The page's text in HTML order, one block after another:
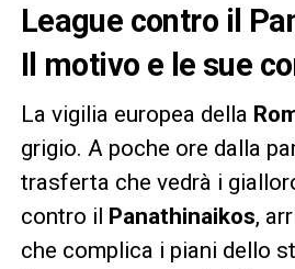
League contro il
Il motivo e le sue
La vigilia europea della
grigio. A poche ore dalla
trasferta che vedrà i
contro il Panathinaikos,
che complica i piani dello